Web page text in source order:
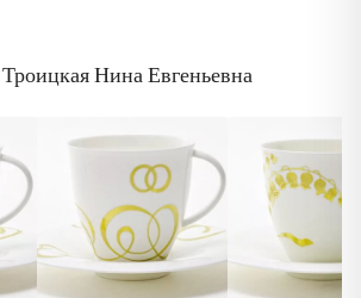
Нина Евгеньевна